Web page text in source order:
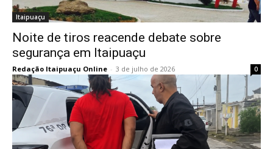
Itaipuaçu
Noite de tiros reacende debate sobre
segurança em Itaipuaçu
Redação Itaipuaçu Online - 3 de julho de 2026 0